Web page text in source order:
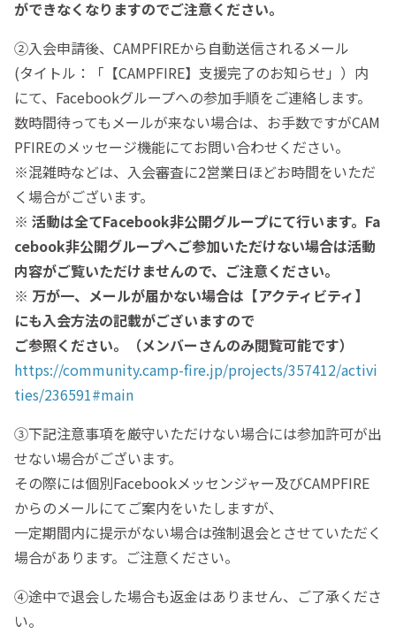
ができなくなりますのでご注意ください。
②入会申請後、CAMPFIREから自動送信されるメール
(タイトル：「【CAMPFIRE】支援完了のお知らせ」）内
にて、Facebookグループへの参加手順をご連絡します。
数時間待ってもメールが来ない場合は、お手数ですがCAM
PFIREのメッセージ機能にてお問い合わせください。
※混雑時などは、入会審査に2営業日ほどお時間をいただ
く場合がございます。
※ 活動は全てFacebook非公開グループにて行います。Fa
cebook非公開グループへご参加いただけない場合は活動
内容がご覧いただけませんので、ご注意ください。
※ 万が一、メールが届かない場合は【アクティビティ】
にも入会方法の記載がございますので
ご参照ください。（メンバーさんのみ閲覧可能です）
https://community.camp-fire.jp/projects/357412/activi
ties/236591#main
③下記注意事項を厳守いただけない場合には参加許可が出
せない場合がございます。
その際には個別Facebookメッセンジャー及びCAMPFIRE
からのメールにてご案内をいたしますが、
一定期間内に提示がない場合は強制退会とさせていただく
場合があります。ご注意ください。
④途中で退会した場合も返金はありません、ご了承くださ
い。